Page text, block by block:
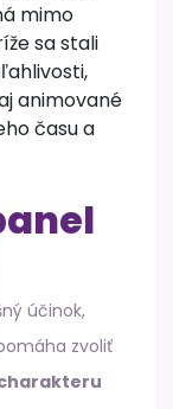
mimo
sa stali
animované
času a
účinok,
zvoliť